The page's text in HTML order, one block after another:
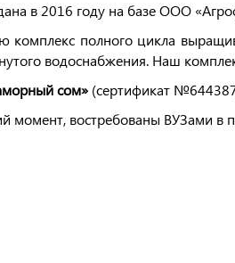
в 2016 году на базе ООО
комплекс полного цикла
водоснабжения. Наш
сом» (сертификат
востребованы ВУЗами в